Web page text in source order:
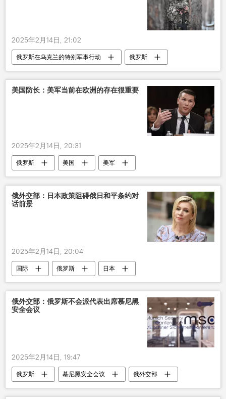
2025年2月14日, 21:02
俄罗斯在乌克兰的特别军事行动
俄罗斯
乌军
美国防长：美军当前在欧洲的存在很重要
2025年2月14日, 20:31
俄罗斯 美国 美军
俄外交部：日本政策阻碍俄日和平条约对
话前景
2025年2月14日, 20:04
国际 俄罗斯
日本
和平条约
俄外交部：俄罗斯不会派代表出席慕尼黑
安全会议
2025年2月14日, 19:47
俄罗斯 慕尼黑安全会议 俄外交部